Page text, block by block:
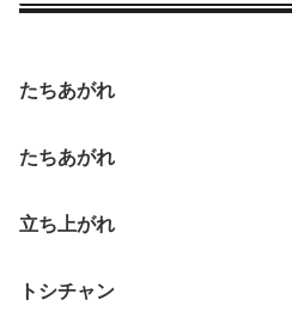
たちあがれ
たちあがれ
立ち上がれ
トシチャン